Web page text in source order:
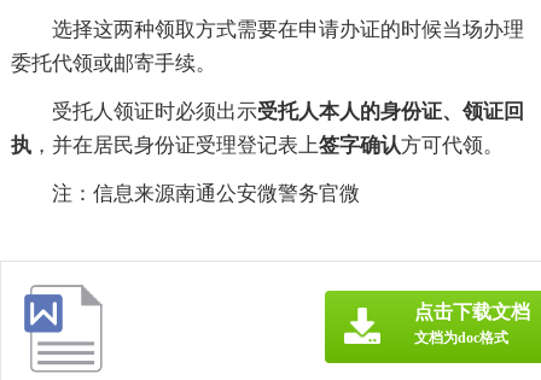
选择这两种领取方式需要在申请办证的时候当场办理
委托代领或邮寄手续。
受托人领证时必须出示受托人本人的身份证、领证回
执，并在居民身份证受理登记表上签字确认方可代领。
注：信息来源南通公安微警务官微
点击下载文档
文档为doc格式